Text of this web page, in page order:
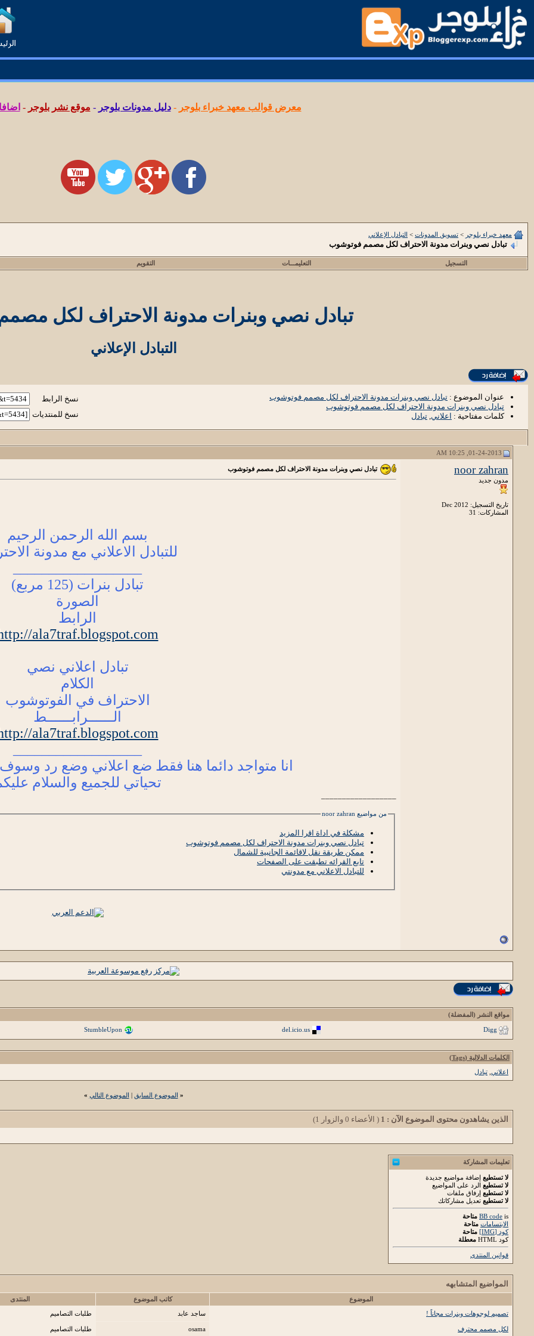
معرض قوالب معهد خبراء بلوجر -دليل مدونات بلوجر - موقع نشر بلوجر -
معهد خبراء بلوجر > تسويق المدونات > التبادل الإعلاني
تبادل نصي وبنرات مدونة الاحتراف لكل مصمم فوتوشوب
التسجيل التعليمـــات التقويم
تبادل نصي وبنرات مدونة الاحتراف لكل
التبادل الإعلاني
عنوان الموضوع : تبادل نصي وبنرات مدونة الاحتراف لكل مصمم فوتوشوب
تبادل نصي وبنرات مدونة الاحتراف لكل مصمم فوتوشوب
كلمات مفتاحية : اعلاني, تبادل
نسخ الرابط
نسخ للمنتديات
noor zahran
مدون جديد
تاريخ التسجيل: Dec 2012
المشاركات: 31
تبادل نصي وبنرات مدونة الاحتراف لكل مصمم فوتوشوب
بسم الله الرحمن الرحيم
للتبادل الاعلاني مع مدونة
تبادل بنرات (125 مربع)
الصورة
الرابط
ala7traf.blogspot.com
تبادل اعلاني نصي
الكلام
الاحتراف في الفوتوشوب
الــــــرابــــــط
ala7traf.blogspot.com
انا متواجد دائما هنا فقط ضع اعلاني وضع رد
تحياتي للجميع والسلام
من مواضيع noor zahran
مشكلة في اداة اقرا المزيد
تبادل نصي وبنرات مدونة الاحتراف لكل مصمم فوتوشوب
ممكن طريقة نقل لاقائمة الجانبية للشمال
تابع القرائه تطبقت على الصفحات
للتبادل الاعلاني مع مدونتي
مواقع النشر (المفضلة)
Digg
del.icio.us
StumbleUpon
الكلمات الدلالية (Tags)
اعلاني تبادل
« الموضوع السابق | الموضوع التالي »
الذين يشاهدون محتوى الموضوع الآن : 1 ( الأعضاء 0 والزوار 1)
تعليمات المشاركة
لا تستطيع إضافة مواضيع جديدة
لا تستطيع الرد على المواضيع
لا تستطيع إرفاق ملفات
لا تستطيع تعديل مشاركاتك
BB code is
متاحة
الابتسامات متاحة
كود [IMG]
متاحة
كود HTML
معطلة
قوانين المنتدى
المواضيع المتشابهه
الموضوع كاتب الموضوع المنتدى
تصميم لوجوهات وبنرات مجاناً !
ساجد عابد طلبات التصاميم
لكل مصمم محترف osama طلبات التصاميم